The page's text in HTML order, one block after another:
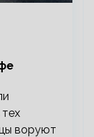
воруют